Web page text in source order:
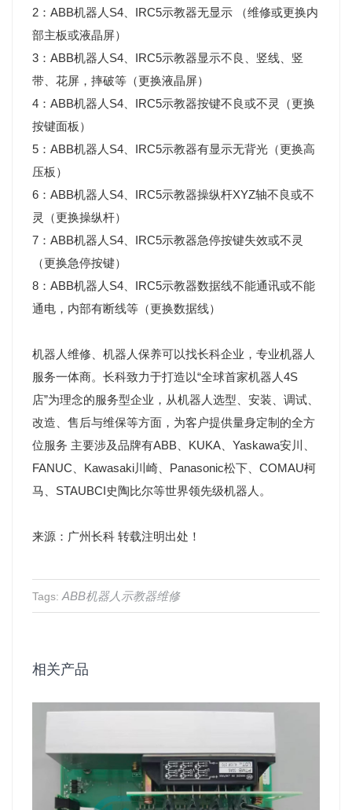
2：ABB机器人S4、IRC5示教器无显示 （维修或更换内
部主板或液晶屏）
3：ABB机器人S4、IRC5示教器显示不良、竖线、竖
带、花屏，摔破等（更换液晶屏）
4：ABB机器人S4、IRC5示教器按键不良或不灵（更换
按键面板）
5：ABB机器人S4、IRC5示教器有显示无背光（更换高
压板）
6：ABB机器人S4、IRC5示教器操纵杆XYZ轴不良或不
灵（更换操纵杆）
7：ABB机器人S4、IRC5示教器急停按键失效或不灵
（更换急停按键）
8：ABB机器人S4、IRC5示教器数据线不能通讯或不能
通电，内部有断线等（更换数据线）
机器人维修、机器人保养可以找长科企业，专业机器人
服务一体商。长科致力于打造以“全球首家机器人4S
店”为理念的服务型企业，从机器人选型、安装、调试、
改造、售后与维保等方面，为客户提供量身定制的全方
位服务 主要涉及品牌有ABB、KUKA、Yaskawa安川、
FANUC、Kawasaki川崎、Panasonic松下、COMAU柯
马、STAUBCI史陶比尔等世界领先级机器人。
来源：广州长科 转载注明出处！
Tags: ABB机器人示教器维修
相关产品